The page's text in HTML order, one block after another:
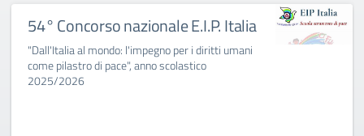
54° Concorso nazionale E.I.P. Italia
"Dall'Italia al mondo: l'impegno per i diritti umani
come pilastro di pace", anno scolastico
2025/2026